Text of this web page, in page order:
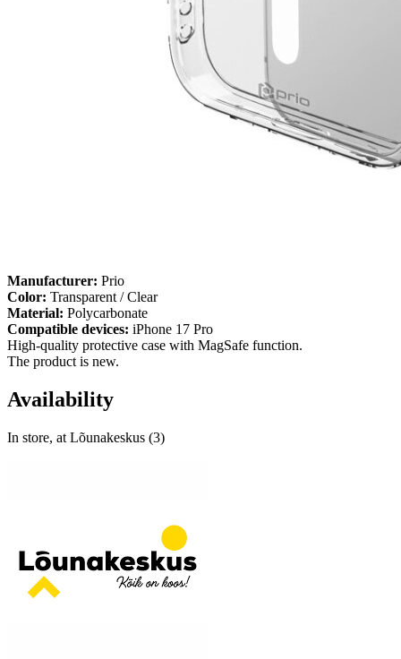
Manufacturer: Prio
Color: Transparent / Clear
Material: Polycarbonate
Compatible devices: iPhone 17 Pro
High-quality protective case with MagSafe function.
The product is new.
Availability
In store, at Lõunakeskus (3)